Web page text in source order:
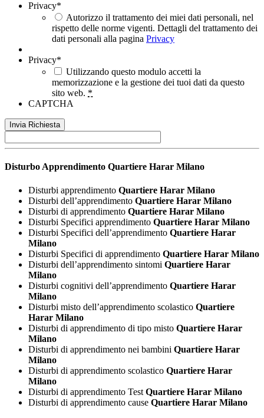
Privacy*
Autorizzo il trattamento dei miei dati personali, nel
rispetto delle norme vigenti. Dettagli del trattamento dei
dati personali alla pagina Privacy
Privacy*
Utilizzando questo modulo accetti la
memorizzazione e la gestione dei tuoi dati da questo
sito web. *
CAPTCHA
Disturbo Apprendimento Quartiere Harar Milano
Disturbi apprendimento Quartiere Harar Milano
Disturbi dell’apprendimento Quartiere Harar Milano
Disturbi di apprendimento Quartiere Harar Milano
Disturbi Specifici apprendimento Quartiere Harar Milano
Disturbi Specifici dell’apprendimento Quartiere Harar
Milano
Disturbi Specifici di apprendimento Quartiere Harar Milano
Disturbi dell’apprendimento sintomi Quartiere Harar
Milano
Disturbi cognitivi dell’apprendimento Quartiere Harar
Milano
Disturbi misto dell’apprendimento scolastico Quartiere
Harar Milano
Disturbi di apprendimento di tipo misto Quartiere Harar
Milano
Disturbi di apprendimento nei bambini Quartiere Harar
Milano
Disturbi di apprendimento scolastico Quartiere Harar
Milano
Disturbi di apprendimento Test Quartiere Harar Milano
Disturbi di apprendimento cause Quartiere Harar Milano